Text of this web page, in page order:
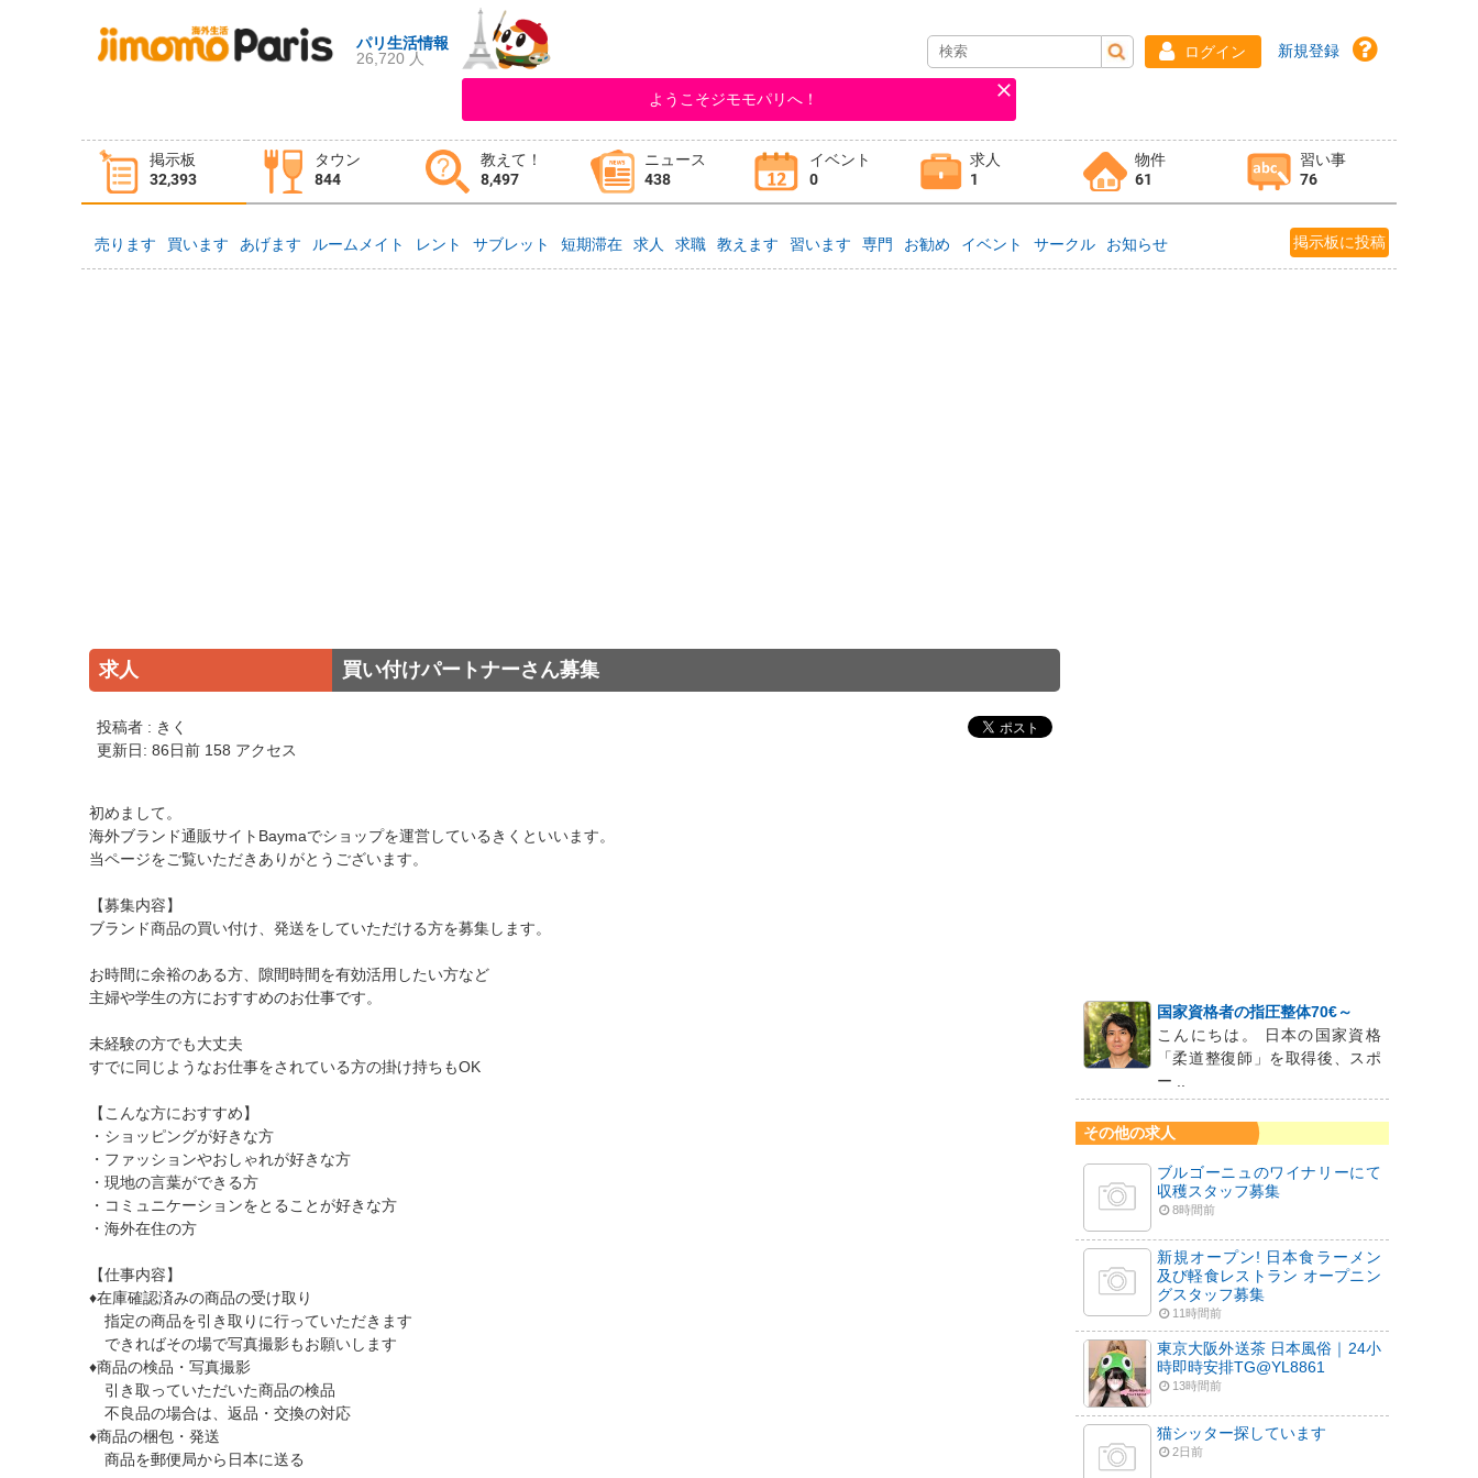
パリ生活情報
26,720 人
ログイン 新規登録
ようこそジモモパリへ！
掲示板
32,393
タウン
844
教えて！
8,497
ニュース
438
イベント
0
求人
1
物件
61
習い事
76
タウン情報 教えて！
イベント 求人
売ります 買います あげます ルームメイト レント サブレット 短期滞在 求人 求職 教えます 習います 専門 お勧め イベント サークル お知らせ 掲示板に投稿
求人 買い付けパートナーさん募集
投稿者 : きく
更新日: 86日前 158 アクセス
初めまして。
海外ブランド通販サイトBaymaでショップを運営しているきくといいます。
当ページをご覧いただきありがとうございます。
【募集内容】
ブランド商品の買い付け、発送をしていただける方を募集します。
お時間に余裕のある方、隙間時間を有効活用したい方など
主婦や学生の方におすすめのお仕事です。
未経験の方でも大丈夫
すでに同じようなお仕事をされている方の掛け持ちもOK
【こんな方におすすめ】
・ショッピングが好きな方
・ファッションやおしゃれが好きな方
・現地の言葉ができる方
・コミュニケーションをとることが好きな方
・海外在住の方
【仕事内容】
♦在庫確認済みの商品の受け取り
指定の商品を引き取りに行っていただきます
できればその場で写真撮影もお願いします
♦商品の検品・写真撮影
引き取っていただいた商品の検品
不良品の場合は、返品・交換の対応
♦商品の梱包・発送
商品を郵便局から日本に送る
国家資格者の指圧整体70€～
こんにちは。 日本の国家資格
「柔道整復師」を取得後、スポ
ー ..
その他の求人
ブルゴーニュのワイナリーにて
収穫スタッフ募集
8時間前
新規オープン! 日本食ラーメン
及び軽食レストラン オープニン
グスタッフ募集
11時間前
東京大阪外送茶 日本風俗｜24小
時即時安排TG@YL8861
13時間前
猫シッター探しています
2日前